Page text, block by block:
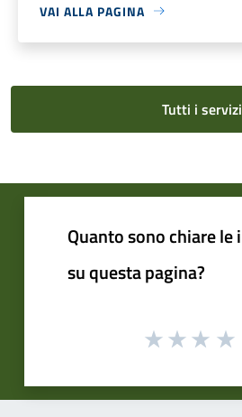
VAI ALLA PAGINA
Tutti i servizi
Quanto sono chiare
su questa pagina?